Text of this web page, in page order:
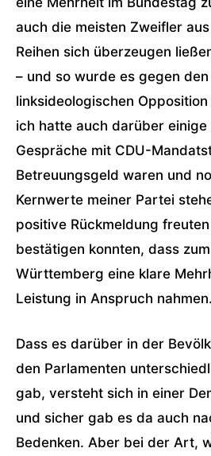
auch die meisten Zweifler
Reihen sich überzeugen
– und so wurde es gegen
linksideologischen
ich hatte auch darüber
Gespräche mit CDU-
Betreuungsgeld waren und
Kernwerte meiner Partei
positive Rückmeldung
bestätigen konnten, dass
Württemberg eine klare
Leistung in Anspruch nahmen.
Dass es darüber in der
den Parlamenten
gab, versteht sich in einer
und sicher gab es da auch
Bedenken. Aber bei der Art,